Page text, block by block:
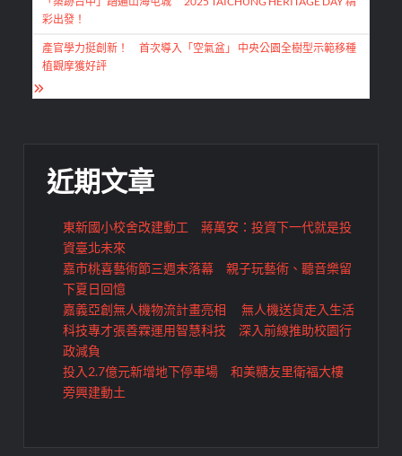
章
導
覽
彩出發！
產官學力挺創新！ 首次導入「空氣盆」 中央公園全樹型示範移種
植觀摩獲好評
近期文章
東新國小校舍改建動工 蔣萬安：投資下一代就是投
資臺北未來
嘉市桃喜藝術節三週末落幕 親子玩藝術、聽音樂留
下夏日回憶
嘉義亞創無人機物流計畫亮相 無人機送貨走入生活
科技專才張善霖運用智慧科技 深入前線推助校園行
政減負
投入2.7億元新增地下停車場 和美糖友里衛福大樓
旁興建動土